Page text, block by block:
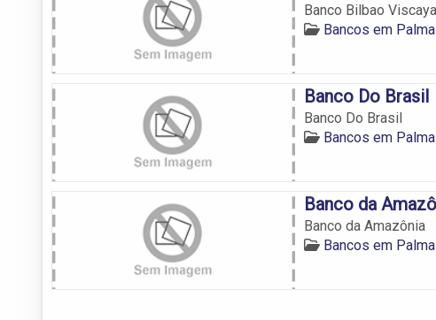
Banco Bilbao Viscaya
Bancos em
Banco Do Brasil
Banco Do Brasil
Bancos em
Banco da
Banco da Amazônia
Bancos em